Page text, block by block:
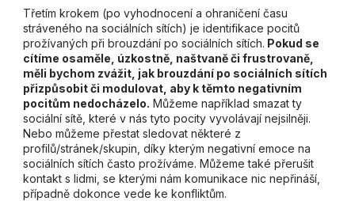
Třetím krokem (po vyhodnocení a ohraničení času
stráveného na sociálních sítích) je identifikace pocitů
prožívaných při brouzdání po sociálních sítích. Pokud se
cítíme osaměle, úzkostně, naštvaně či frustrovaně,
měli bychom zvážit, jak brouzdání po sociálních sítích
přizpůsobit či modulovat, aby k těmto negativním
pocitům nedocházelo. Můžeme například smazat ty
sociální sítě, které v nás tyto pocity vyvolávají nejsilněji.
Nebo můžeme přestat sledovat některé z
profilů/stránek/skupin, díky kterým negativní emoce na
sociálních sítích často prožíváme. Můžeme také přerušit
kontakt s lidmi, se kterými nám komunikace nic nepřináší,
případně dokonce vede ke konfliktům.